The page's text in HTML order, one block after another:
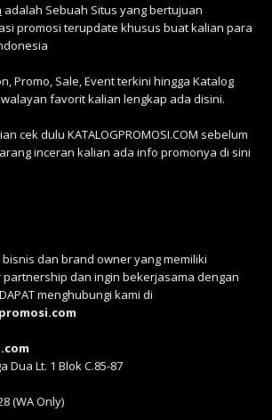
adalah Sebuah Situs yang bertujuan
promosi terupdate khusus buat kalian para
Promo, Sale, Event terkini hingga Katalog
favorit kalian lengkap ada disini.
cek dulu KATALOGPROMOSI.COM sebelum
inceran kalian ada info promonya di sini
dan brand owner yang memiliki
dan ingin bekerjasama dengan
menghubungi kami di
Dua Lt. 1 Blok C.85-87
(WA Only)